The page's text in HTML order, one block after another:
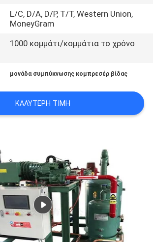
L/C, D/A, D/P, T/T, Western Union,
MoneyGram
1000 κομμάτι/κομμάτια το χρόνο
μονάδα συμπύκνωσης κομπρεσέρ βίδας
ΚΑΛΎΤΕΡΗ ΤΙΜΉ